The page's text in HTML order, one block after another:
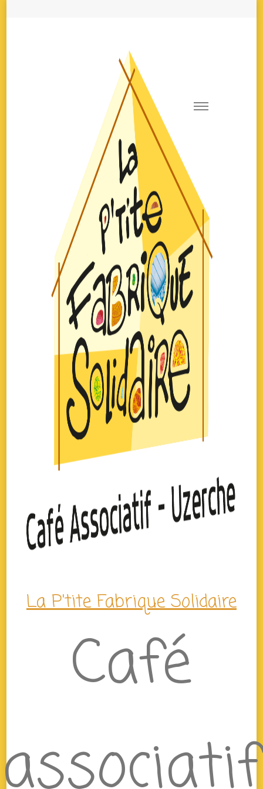
La P'tite Fabrique Solidaire
Café
associatif